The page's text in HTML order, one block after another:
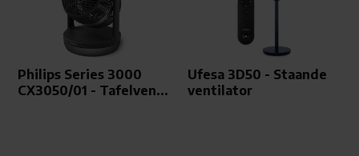
Philips Series 3000
CX3050/01 - Tafelven...
Ufesa 3D50 - Staande
ventilator